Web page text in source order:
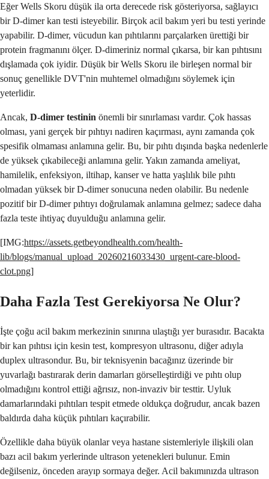
Eğer Wells Skoru düşük ila orta derecede risk gösteriyorsa, sağlayıcı
bir D-dimer kan testi isteyebilir. Birçok acil bakım yeri bu testi yerinde
yapabilir. D-dimer, vücudun kan pıhtılarını parçalarken ürettiği bir
protein fragmanını ölçer. D-dimeriniz normal çıkarsa, bir kan pıhtısını
dışlamada çok iyidir. Düşük bir Wells Skoru ile birleşen normal bir
sonuç genellikle DVT'nin muhtemel olmadığını söylemek için
yeterlidir.
Ancak, D-dimer testinin önemli bir sınırlaması vardır. Çok hassas
olması, yani gerçek bir pıhtıyı nadiren kaçırması, aynı zamanda çok
spesifik olmaması anlamına gelir. Bu, bir pıhtı dışında başka nedenlerle
de yüksek çıkabileceği anlamına gelir. Yakın zamanda ameliyat,
hamilelik, enfeksiyon, iltihap, kanser ve hatta yaşlılık bile pıhtı
olmadan yüksek bir D-dimer sonucuna neden olabilir. Bu nedenle
pozitif bir D-dimer pıhtıyı doğrulamak anlamına gelmez; sadece daha
fazla teste ihtiyaç duyulduğu anlamına gelir.
[IMG:https://assets.getbeyondhealth.com/health-
lib/blogs/manual_upload_20260216033430_urgent-care-blood-
clot.png]
Daha Fazla Test Gerekiyorsa Ne Olur?
İşte çoğu acil bakım merkezinin sınırına ulaştığı yer burasıdır. Bacakta
bir kan pıhtısı için kesin test, kompresyon ultrasonu, diğer adıyla
duplex ultrasondur. Bu, bir teknisyenin bacağınız üzerinde bir
yuvarlağı bastırarak derin damarları görselleştirdiği ve pıhtı olup
olmadığını kontrol ettiği ağrısız, non-invaziv bir testtir. Uyluk
damarlarındaki pıhtıları tespit etmede oldukça doğrudur, ancak bazen
baldırda daha küçük pıhtıları kaçırabilir.
Özellikle daha büyük olanlar veya hastane sistemleriyle ilişkili olan
bazı acil bakım yerlerinde ultrason yetenekleri bulunur. Emin
değilseniz, önceden arayıp sormaya değer. Acil bakımınızda ultrason